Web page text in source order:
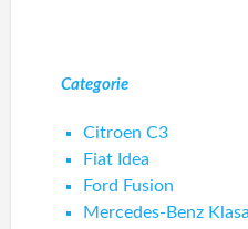
Categorie
Citroen C3
Fiat Idea
Ford Fusion
Mercedes-Benz